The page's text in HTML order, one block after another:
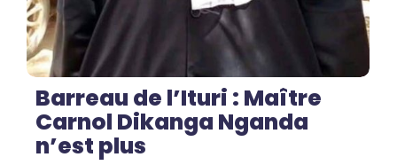
Barreau de l’Ituri : Maître
Carnol Dikanga Nganda
n’est plus